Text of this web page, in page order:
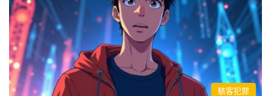
駭客犯罪